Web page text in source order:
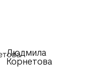
Людмила
Корнетова